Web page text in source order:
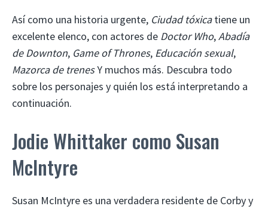
Así como una historia urgente, Ciudad tóxicatiene un
excelente elenco, con actores de Doctor Who,Abadía
de Downton, Game of Thrones, Educación sexual,
Mazorca de trenesY muchos más. Descubra todo
sobre los personajes y quién los está interpretando a
continuación.
Jodie Whittaker como Susan
McIntyre
Susan McIntyre es una verdadera residente de Corby y